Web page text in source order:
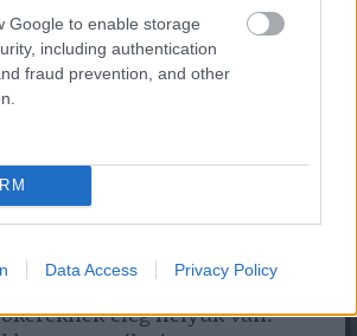
Google to enable storage
including authentication
fraud prevention, and other
Data Access Privacy Policy
Az eper palántákat általában
között érdemes ültetni,
fenyeget fagy. A Mara des
hidegtűrő fajta, így a
vagy balkonládába ültessük:
olyan nagy és mély
balkonládába érdemes ültetni,
elég helyük van.